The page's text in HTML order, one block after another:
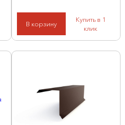
В корзину
Купить в 1
клик